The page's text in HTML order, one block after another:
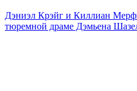
Дэниэл Крэйг и Киллиан
тюремной драме Дэмьена